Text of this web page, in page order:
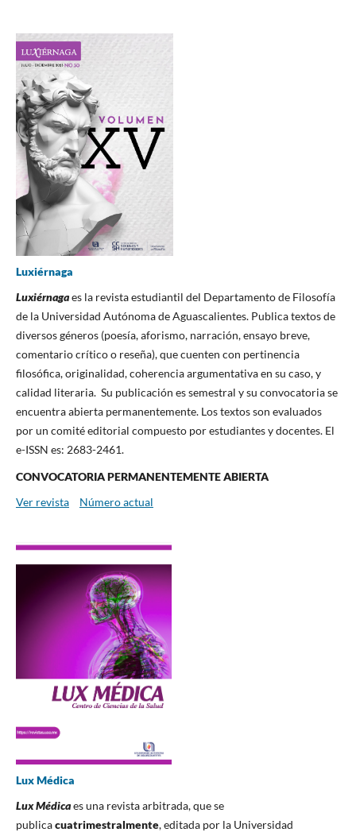
Luxiérnaga
Luxiérnagaes la revista estudiantil del Departamento de Filosofía
de la Universidad Autónoma de Aguascalientes. Publica textos de
diversos géneros (poesía, aforismo, narración, ensayo breve,
comentario crítico o reseña), que cuenten con pertinencia
filosófica, originalidad, coherencia argumentativa en su caso, y
calidad literaria. Su publicación es semestral y su convocatoria se
encuentra abierta permanentemente. Los textos son evaluados
por un comité editorial compuesto por estudiantes y docentes. El
e-ISSN es: 2683-2461.
CONVOCATORIA PERMANENTEMENTE ABIERTA
Ver revista
Número actual
Lux Médica
Lux Médicaes una revista arbitrada, que se
publicacuatrimestralmente, editada por la Universidad